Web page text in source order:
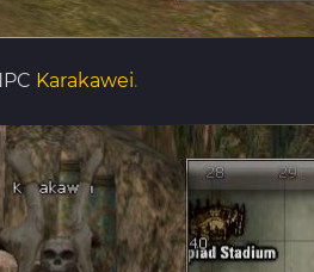
Karakawei.